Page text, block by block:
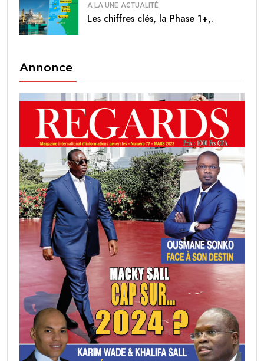
A LA UNE ACTUALITÉ
Les chiffres clés, la Phase 1+,.
Annonce